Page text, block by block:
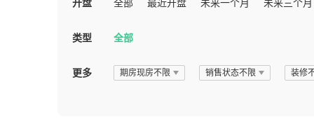
开盘 全部 最近开盘 未来一个月 未来三个月
类型 全部
更多 期房现房不限 销售状态不限 装修